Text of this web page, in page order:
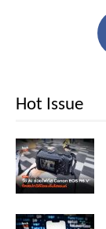
Hot Issue